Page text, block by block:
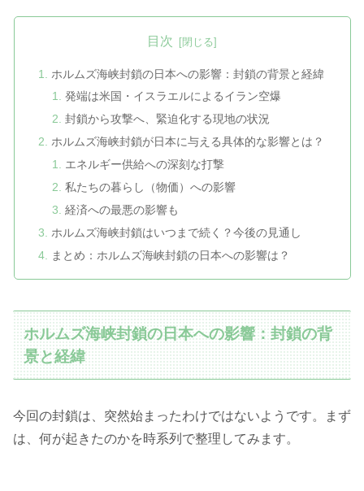
目次
ホルムズ海峡封鎖の日本への影響：封鎖の背景と経緯
発端は米国・イスラエルによるイラン空爆
封鎖から攻撃へ、緊迫化する現地の状況
ホルムズ海峡封鎖が日本に与える具体的な影響とは？
エネルギー供給への深刻な打撃
私たちの暮らし（物価）への影響
経済への最悪の影響も
ホルムズ海峡封鎖はいつまで続く？今後の見通し
まとめ：ホルムズ海峡封鎖の日本への影響は？
ホルムズ海峡封鎖の日本への影響：封鎖の背
景と経緯
今回の封鎖は、突然始まったわけではないようです。まず
は、何が起きたのかを時系列で整理してみます。